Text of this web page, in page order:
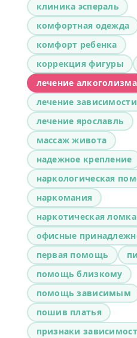
клиника эспераль
комфортная одежда
комфорт ребенка
коррекция фигуры
лечение алкоголизма
лечение зависимости
лечение ярославль
массаж живота
надежное крепление
наркологическая
наркомания
наркотическая ломка
офисные
первая помощь
помощь близкому
помощь зависимым
пошив платья
признаки